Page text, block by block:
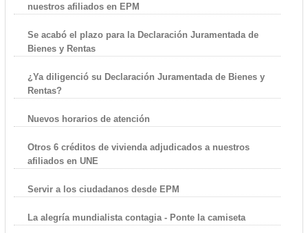
nuestros afiliados en EPM
Se acabó el plazo para la Declaración Juramentada de
Bienes y Rentas
¿Ya diligenció su Declaración Juramentada de Bienes y
Rentas?
Nuevos horarios de atención
Otros 6 créditos de vivienda adjudicados a nuestros
afiliados en UNE
Servir a los ciudadanos desde EPM
La alegría mundialista contagia - Ponte la camiseta